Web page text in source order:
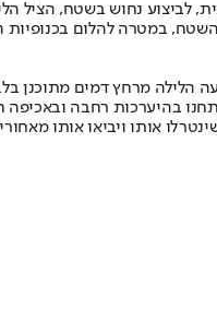
לביצוע נחוש בשטח, הציל
במטרה להלום
הלילה מרחץ דמים מתוכנן
פתחנו בהיערכות רחבה
אותו ויביאו אותו